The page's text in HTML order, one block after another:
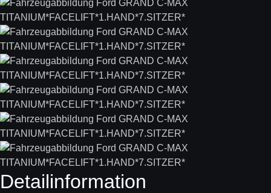
Detail­information